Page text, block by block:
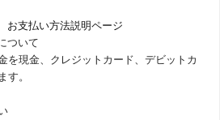
お支払い方法説明ページ
ついて
を現金、クレジットカード、デビットカ
す。